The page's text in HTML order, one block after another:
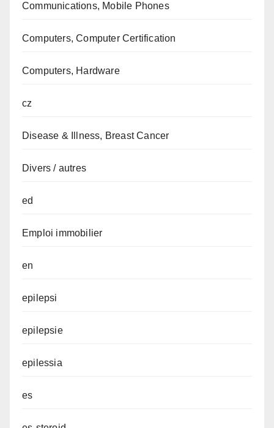
Communications, Mobile Phones
Computers, Computer Certification
Computers, Hardware
cz
Disease & Illness, Breast Cancer
Divers / autres
ed
Emploi immobilier
en
epilepsi
epilepsie
epilessia
es